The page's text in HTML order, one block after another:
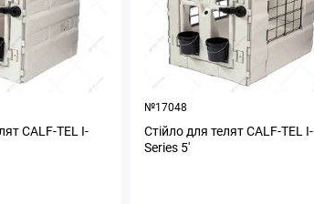
CALF-TEL I-
№17048
Стійло для телят CALF-TEL I-
Series 5'